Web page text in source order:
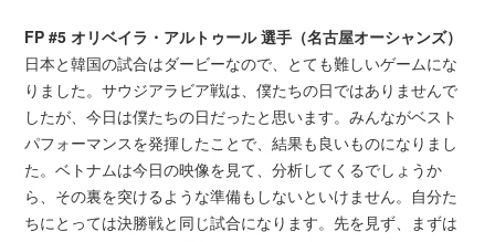
FP #5 オリベイラ・アルトゥール 選手（名古屋オーシャンズ）
日本と韓国の試合はダービーなので、とても難しいゲームにな
りました。サウジアラビア戦は、僕たちの日ではありませんで
したが、今日は僕たちの日だったと思います。みんながベスト
パフォーマンスを発揮したことで、結果も良いものになりまし
た。ベトナムは今日の映像を見て、分析してくるでしょうか
ら、その裏を突けるような準備もしないといけません。自分た
ちにとっては決勝戦と同じ試合になります。先を見ず、まずは